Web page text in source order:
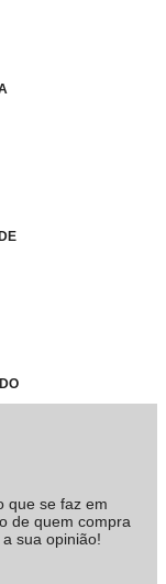
que se faz em
de quem compra
sua opinião!